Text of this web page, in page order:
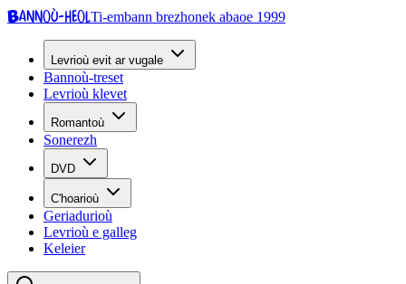
Bannoù-heolTi-embann brezhonek abaoe 1999
Levrioù evit ar vugale
Bannoù-treset
Levrioù klevet
Romantoù
Sonerezh
DVD
C'hoarioù
Geriadurioù
Levrioù e galleg
Keleier